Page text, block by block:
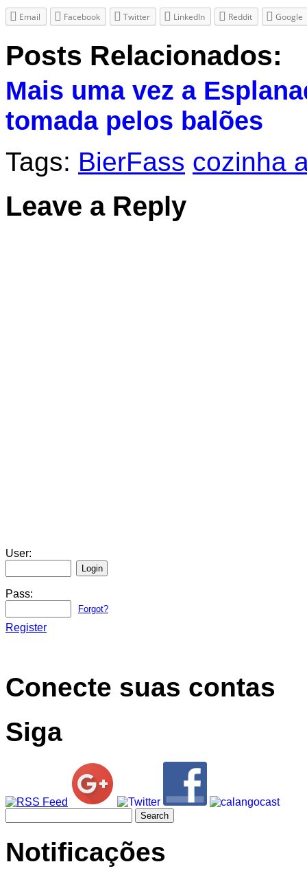
Email Facebook Twitter LinkedIn Reddit Google
Posts Relacionados:
Mais uma vez a
tomada pelos balões
Tags: BierFass cozinha
Leave a Reply
User:
Pass:
Forgot?
Register
Conecte suas contas
Siga
for:
Notificações